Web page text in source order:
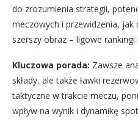
do zrozumienia strategii,
meczowych i przewidzenia, jak
szerszy obraz – ligowe rankingi
Kluczowa porada: Zawsze
składy, ale także ławki
taktyczne w trakcie meczu,
wpływ na wynik i dynamikę